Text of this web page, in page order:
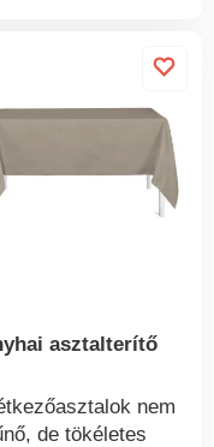
asztalterítő
nem
de tökéletes